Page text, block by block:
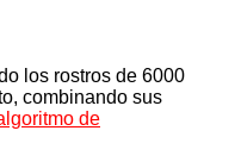
los rostros de 6000
combinando sus
de